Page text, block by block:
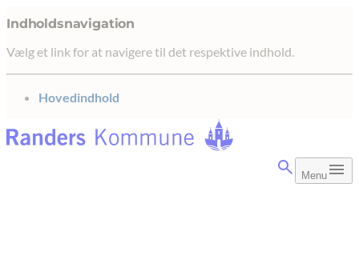
Indholdsnavigation
Vælg et link for at navigere til det respektive indhold.
gå til
Hovedindhold
Menu